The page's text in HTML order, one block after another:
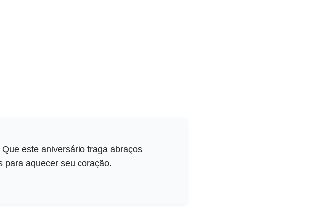
este aniversário traga abraços
para aquecer seu coração.